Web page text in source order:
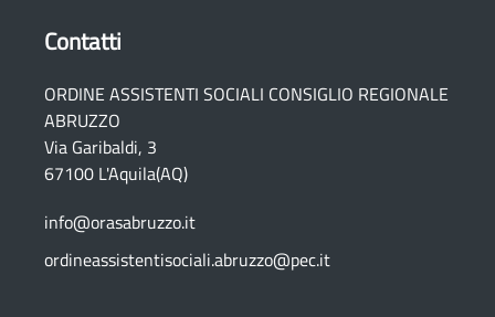
Contatti
ORDINE ASSISTENTI SOCIALI CONSIGLIO REGIONALE
ABRUZZO
Via Garibaldi, 3
67100 L'Aquila(AQ)
info@orasabruzzo.it
ordineassistentisociali.abruzzo@pec.it